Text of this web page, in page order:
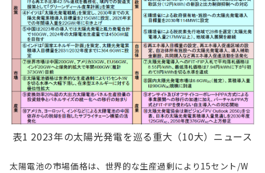
表1 2023年の太陽光発電を巡る重大（10大）ニュース
太陽電池の市場価格は、世界的な生産過剰により15セント/W